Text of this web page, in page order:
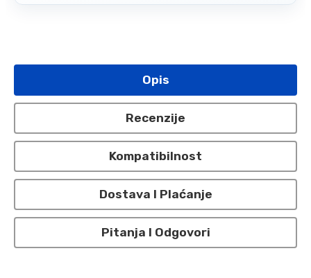
Opis
Recenzije
Kompatibilnost
Dostava I Plaćanje
Pitanja I Odgovori